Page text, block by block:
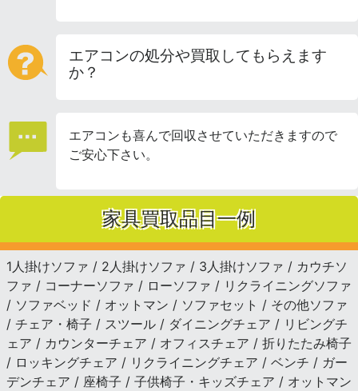
エアコンの処分や買取してもらえます
か？
エアコンも喜んで回収させていただきますので
ご安心下さい。
家具買取品目一例
1人掛けソファ / 2人掛けソファ / 3人掛けソファ / カウチソ
ファ / コーナーソファ / ローソファ / リクライニングソファ
/ ソファベッド / オットマン / ソファセット / その他ソファ
/ チェア・椅子 / スツール / ダイニングチェア / リビングチ
ェア / カウンターチェア / オフィスチェア / 折りたたみ椅子
/ ロッキングチェア / リクライニングチェア / ベンチ / ガー
デンチェア / 座椅子 / 子供椅子・キッズチェア / オットマン